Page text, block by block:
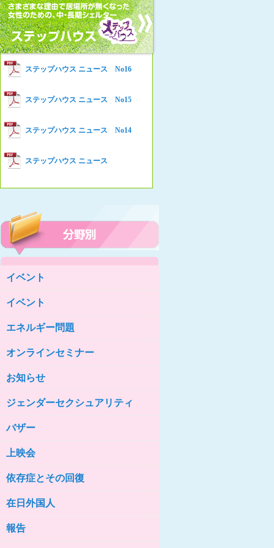
Women’s Shelter HELP News No78
Women’s Shelter HELP News No76
Women’s Shelter HELP News No75
Women’s Shelter HELP News
女性の家HELP ネットワークニュー
ス No.94
女性の家HELP ネットワークニュー
ス No.93
女性の家HELP ネットワークニュー
ス No.92
女性の家HELP ネットワークニュー
ス No.91
女性の家HELP ネットワークニュー
ス No.90
女性の家HELP ネットワークニュー
ス No.89
女性の家HELP ネットワークニュー
ス No.87
女性の家HELP ネットワークニュー
女性の家HELP ネットワークニュー
ス No.85
女性の家HELP ネットワークニュー
ス No.82
女性の家HELP ネットワークニュー
ス No.81
女性の家HELP ネットワークニュー
女性の家HELP ネットワークニュー
ス No.78
ス No.77
ステップハウス ニュース No16
ステップハウス ニュース No15
ステップハウス ニュース No14
ステップハウス ニュース
イベント
イベント
エネルギー問題
オンラインセミナー
お知らせ
ジェンダーセクシュアリティ
バザー
上映会
依存症とその回復
在日外国人
報告